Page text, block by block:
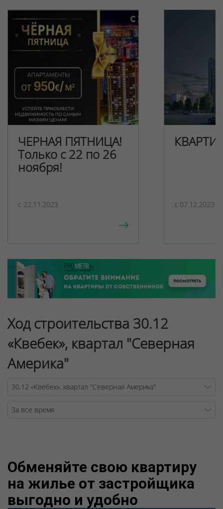
ЧЕРНАЯ ПЯТНИЦА!
Только с 22 по 26
ноября!
c 22.11.2023 c 07.12.2023
Ход строительства 30.12
«Квебек», квартал "Северная
Америка"
Обменяйте свою квартиру
на жилье от застройщика
выгодно и удобно